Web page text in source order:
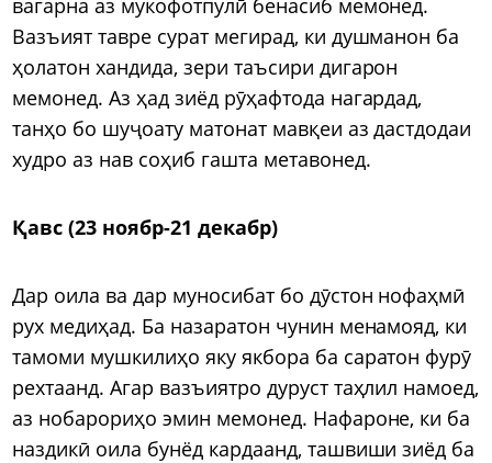
вагарна аз мукофотпулӣ бенасиб мемонед.
Вазъият тавре сурат мегирад, ки душманон ба
ҳолатон хандида, зери таъсири дигарон
мемонед. Аз ҳад зиёд рӯҳафтода нагардад,
танҳо бо шуҷоату матонат мавқеи аз дастдодаи
худро аз нав соҳиб гашта метавонед.
Қавс (23 ноябр-21 декабр)
Дар оила ва дар муносибат бо дӯстон нофаҳмӣ
рух медиҳад. Ба назаратон чунин менамояд, ки
тамоми мушкилиҳо яку якбора ба саратон фурӯ
рехтаанд. Агар вазъиятро дуруст таҳлил намоед,
аз нобарориҳо эмин мемонед. Нафароне, ки ба
наздикӣ оила бунёд кардаанд, ташвиши зиёд ба